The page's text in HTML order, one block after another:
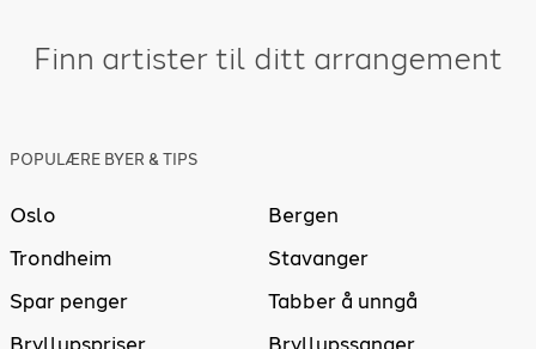
Finn artister til ditt arrangement
POPULÆRE BYER & TIPS
Oslo
Bergen
Trondheim
Stavanger
Spar penger
Tabber å unngå